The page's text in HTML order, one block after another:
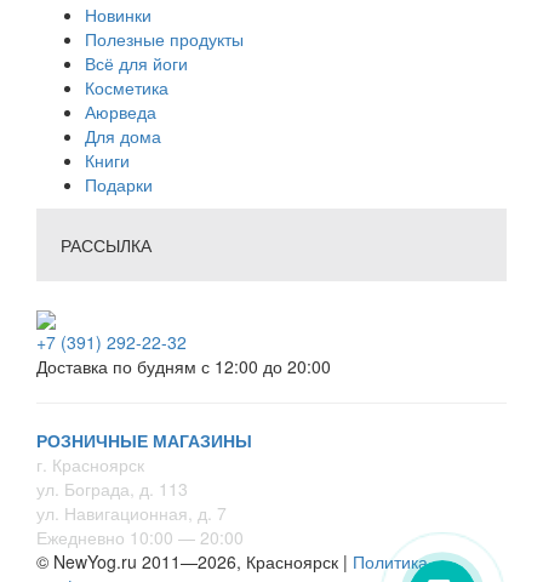
Новинки
Полезные продукты
Всё для йоги
Косметика
Аюрведа
Для дома
Книги
Подарки
РАССЫЛКА
+7 (391) 292-22-32
Доставка по будням с 12:00 до 20:00
РОЗНИЧНЫЕ МАГАЗИНЫ
г. Красноярск
ул. Бограда, д. 113
ул. Навигационная, д. 7
Ежедневно 10:00 — 20:00
© NewYog.ru 2011—2026, Красноярск | Политика